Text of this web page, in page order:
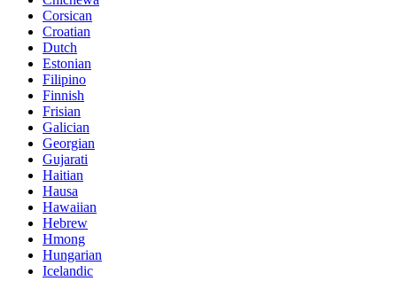
Corsican
Croatian
Dutch
Estonian
Filipino
Finnish
Frisian
Galician
Georgian
Gujarati
Haitian
Hausa
Hawaiian
Hebrew
Hmong
Hungarian
Icelandic